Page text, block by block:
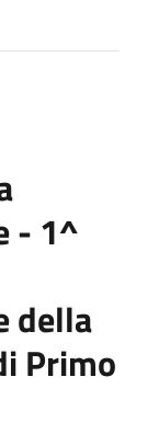
- 1^
della
Primo